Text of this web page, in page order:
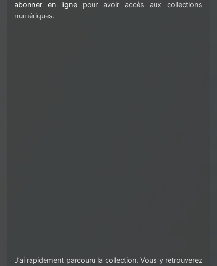
abonner en ligne pour avoir accès aux collections
numériques.
J’ai rapidement parcouru la collection. Vous y retrouverez